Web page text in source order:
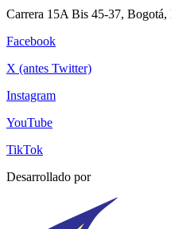
Carrera 15A Bis 45-37,
Facebook
X (antes Twitter)
Instagram
YouTube
TikTok
Desarrollado por